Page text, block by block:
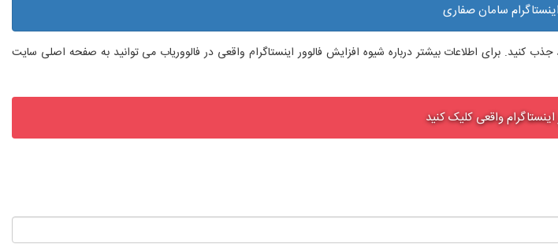
سامان صفاری
جذب کنید. برای اطلاعات بیشتر درباره شیوه افزایش فالوور اینستاگرام واقعی در فالووریاب می توانید به صفحه اصلی سایت
واقعی کلیک کنید